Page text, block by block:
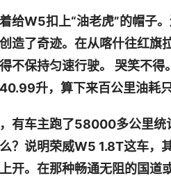
给W5扣上“油老虎”的帽子
造了奇迹。在从喀什往红旗
不保持匀速行驶。 哭笑不
升，算下来百公里油耗
有车主跑了58000多公里统
？说明荣威W5 1.8T这车，
开。在那种畅通无阻的国道